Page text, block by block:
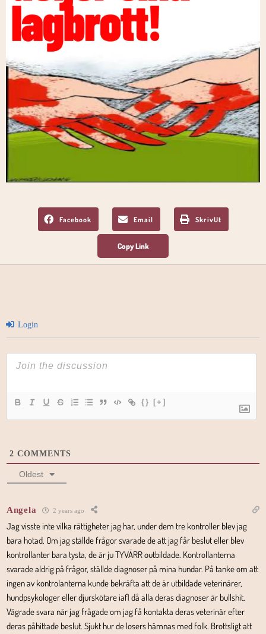
Facebook Email SkrivUt
Login
{} [+]
2 COMMENTS
Oldest
Angela 2 years ago
Jag visste inte vilka rättigheter jag har, under dem tre kontroller blev jag
bara hotad. Om jag ställde frågor svarade de att jag får beslut eller blev
kontrollanter bara tysta, de är ju TYVÄRR outbildade. Kontrollanterna
svarade aldrig på frågor, ställde diagnoser på mina hundar. På tanke om att
ingen av kontrolanterna kunde bekräfta att de är utbildade veterinärer,
hundpsykologer eller djurskötare iafl då alla deras diagnoser är bullshit.
Vägrade svara när jag frågade om jag få kontakta deras veterinär efter
deras påhittade beslut. Sjukt hur de losers hämnas med folk. Brottsligt att